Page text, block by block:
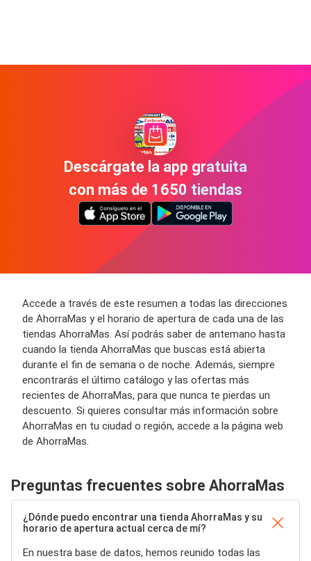
Descárgate la app gratuita
con más de 1650 tiendas
Accede a través de este resumen a todas las direcciones
de AhorraMas y el horario de apertura de cada una de las
tiendas AhorraMas. Así podrás saber de antemano hasta
cuando la tienda AhorraMas que buscas está abierta
durante el fin de semana o de noche. Además, siempre
encontrarás el último catálogo y las ofertas más
recientes de AhorraMas, para que nunca te pierdas un
descuento. Si quieres consultar más información sobre
AhorraMas en tu ciudad o región, accede a la página web
de AhorraMas.
Preguntas frecuentes sobre AhorraMas
¿Dónde puedo encontrar una tienda AhorraMas y su
horario de apertura actual cerca de mí?
En nuestra base de datos, hemos reunido todas las